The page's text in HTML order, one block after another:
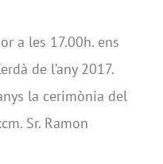
a les 17.00h. ens
de l’any 2017.
la cerimònia del
Sr. Ramon